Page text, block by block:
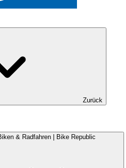
Zurück
& Radfahren | Bike Republic